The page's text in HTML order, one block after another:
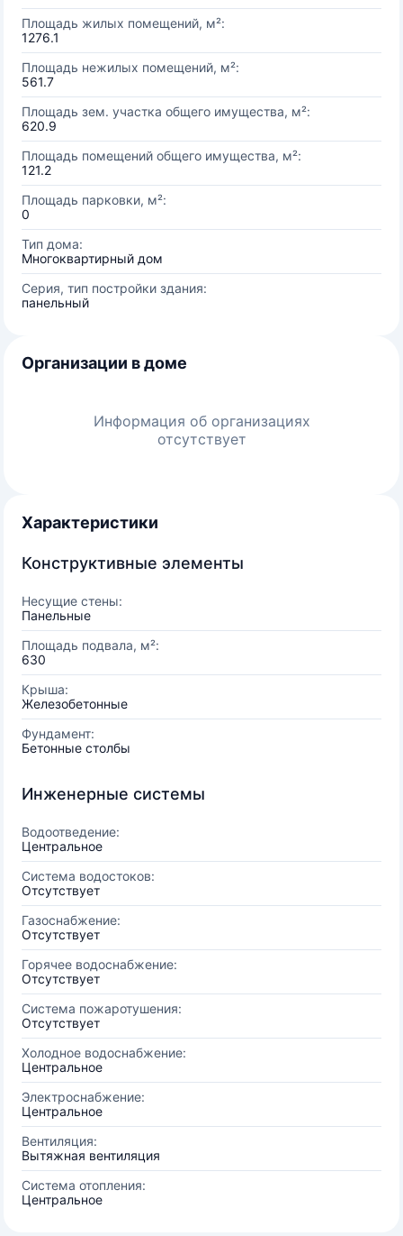
Площадь жилых помещений, м²:
1276.1
Площадь нежилых помещений, м²:
561.7
Площадь зем. участка общего имущества, м²:
620.9
Площадь помещений общего имущества, м²:
121.2
Площадь парковки, м²:
0
Тип дома:
Многоквартирный дом
Серия, тип постройки здания:
панельный
Организации в доме
Информация об организациях
отсутствует
Характеристики
Конструктивные элементы
Несущие стены:
Панельные
Площадь подвала, м²:
630
Крыша:
Железобетонные
Фундамент:
Бетонные столбы
Инженерные системы
Водоотведение:
Центральное
Система водостоков:
Отсутствует
Газоснабжение:
Отсутствует
Горячее водоснабжение:
Отсутствует
Система пожаротушения:
Отсутствует
Холодное водоснабжение:
Центральное
Электроснабжение:
Центральное
Вентиляция:
Вытяжная вентиляция
Система отопления:
Центральное